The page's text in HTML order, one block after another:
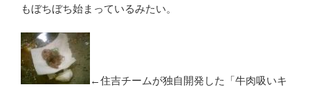
もぼちぼち始まっているみたい。
←住吉チームが独自開発した「牛肉吸いキ